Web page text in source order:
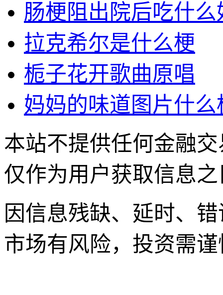
肠梗阻出院后吃什么
拉克希尔是什么梗
栀子花开歌曲原唱
妈妈的味道图片什么
本站不提供任何金融
仅作为用户获取信息
因信息残缺、延时、
市场有风险，投资需